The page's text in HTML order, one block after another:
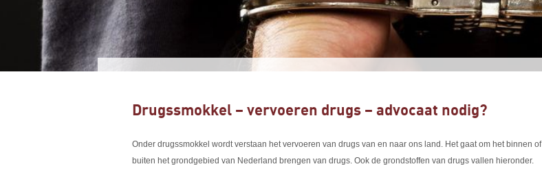
Drugssmokkel – vervoeren drugs – advocaat nodig?
Onder drugssmokkel wordt verstaan het vervoeren van drugs van en naar ons land. Het gaat om het binnen of
buiten het grondgebied van Nederland brengen van drugs. Ook de grondstoffen van drugs vallen hieronder.